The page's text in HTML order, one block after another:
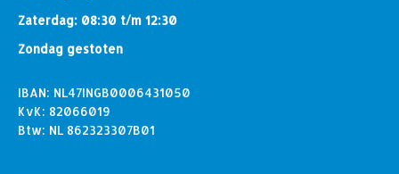
Zaterdag: 08:30 t/m 12:30
Zondag gestoten
IBAN: NL47INGB0006431050
KvK: 82066019
Btw: NL 862323307B01